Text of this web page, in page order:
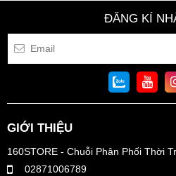
ĐĂNG KÍ
GIỚI THIỆU
160STORE - Chuỗi Phân Phối Thời
02871006789